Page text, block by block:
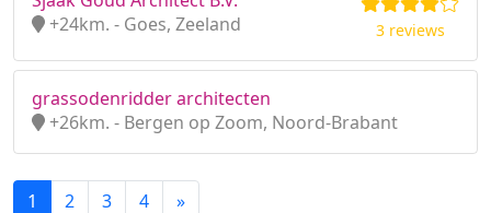
+24km. - Goes, Zeeland
3 reviews
grassodenridder architecten
+26km. - Bergen op Zoom, Noord-Brabant
1 2 3 4 »